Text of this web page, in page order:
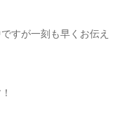
すが一刻も早くお伝え